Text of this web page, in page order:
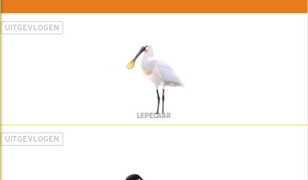
UITGEVLOGEN
LEPELAAR
UITGEVLOGEN